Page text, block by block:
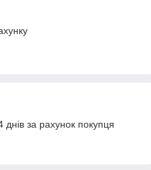
за рахунок покупця